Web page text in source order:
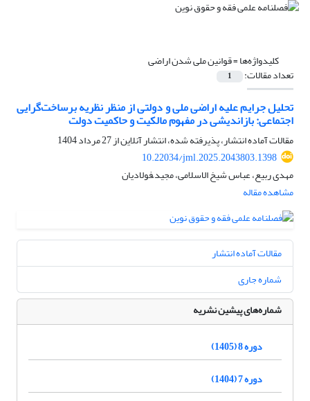
کلیدواژه‌ها =قوانین ملی شدن اراضی
تعداد مقالات: 1
تحلیل جرایم علیه اراضی ملی و دولتی از منظر نظریه برساخت‌گرایی
اجتماعی: بازاندیشی در مفهوم مالکیت و حاکمیت دولت
مقالات آماده انتشار، پذیرفته شده، انتشار آنلاین از27 مرداد 1404
10.22034/jml.2025.2043803.1398
مهدی ربیع، عباس شیخ الاسلامی، مجید ّفولادیان
مشاهده مقاله
مقالات آماده انتشار
شماره جاری
شماره‌های پیشین نشریه
دوره 8 (1405)
دوره 7 (1404)